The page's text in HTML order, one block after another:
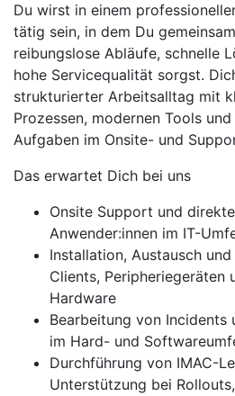
Du wirst in einem
tätig sein, in dem Du
reibungslose Abläufe, schnelle
hohe Servicequalität sorgst.
strukturierter Arbeitsalltag mit
Prozessen, modernen Tools
Aufgaben im Onsite- und
Das erwartet Dich bei uns
Onsite Support und
Anwender:innen im IT-
Installation, Austausch
Clients, Peripheriegeräten
Hardware
Bearbeitung von Incidents
im Hard- und
Durchführung von IMAC-
Unterstützung bei